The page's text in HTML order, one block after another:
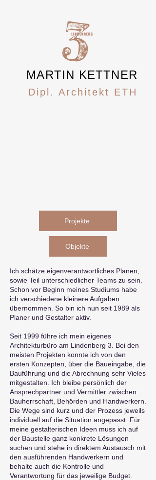
MARTIN KETTNER
Dipl. Architekt ETH
Projekte
Objekte
Ich schätze eigenverantwortliches Planen,
sowie Teil unterschiedlicher Teams zu sein.
Schon vor Beginn meines Studiums habe
ich verschiedene kleinere Aufgaben
übernommen. So bin ich nun seit 1989 als
Planer und Gestalter aktiv.
Seit 1999 führe ich mein eigenes
Architekturbüro am Lindenberg 3. Bei den
meisten Projekten konnte ich von den
ersten Konzepten, über die Baueingabe, die
Bauführung und die Abrechnung sehr Vieles
mitgestalten. Ich bleibe persönlich der
Ansprechpartner und Vermittler zwischen
Bauherrschaft, Behörden und Handwerkern.
Die Wege sind kurz und der Prozess jeweils
individuell auf die Situation angepasst. Für
meine gestalterischen Ideen muss ich auf
der Baustelle ganz konkrete Lösungen
suchen und stehe in direktem Austausch mit
den ausführenden Handwerkern und
behalte auch die Kontrolle und
Verantwortung für das jeweilige Budget.